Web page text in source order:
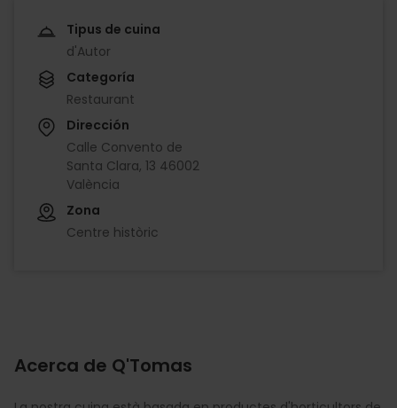
Tipus de cuina
d'Autor
Categoría
Restaurant
Dirección
Calle Convento de
Santa Clara, 13 46002
València
Zona
Centre històric
Acerca de Q'Tomas